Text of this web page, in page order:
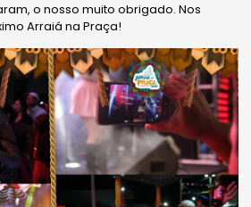
o nosso muito obrigado. Nos
Arraiá na Praça!